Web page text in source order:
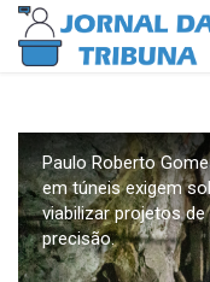
Paulo Roberto
em túneis exigem
viabilizar projetos
precisão.